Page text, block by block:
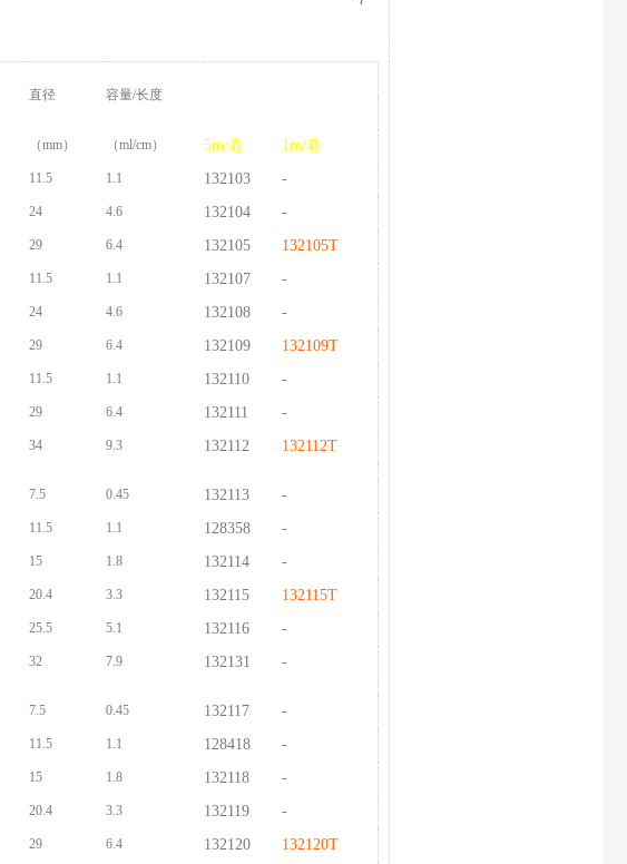
直径 容量/长度
（mm） （ml/cm） 5m/卷 1m/卷
11.5 1.1 132103
-
24 4.6 132104
-
29 6.4 132105 132105T
11.5 1.1 132107
-
24 4.6 132108
-
29 6.4 132109 132109T
11.5 1.1 132110
-
29 6.4 132111
-
34 9.3 132112 132112T
7.5 0.45 132113
-
11.5 1.1 128358
-
15 1.8 132114
-
20.4 3.3 132115
132115T
25.5 5.1 132116
-
32 7.9 132131 -
7.5 0.45 132117
-
11.5 1.1 128418
-
15 1.8 132118
-
20.4 3.3 132119
-
29 6.4 132120 132120T